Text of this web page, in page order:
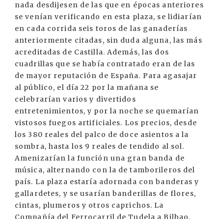
nada desdijesen de las que en épocas anteriores
se venían verificando en esta plaza, se lidiarían
en cada corrida seis toros de las ganaderías
anteriormente citadas, sin duda alguna, las más
acreditadas de Castilla. Además, las dos
cuadrillas que se había contratado eran de las
de mayor reputación de España. Para agasajar
al público, el día 22 por la mañana se
celebrarían varios y divertidos
entretenimientos, y por la noche se quemarían
vistosos fuegos artificiales. Los precios, desde
los 380 reales del palco de doce asientos a la
sombra, hasta los 9 reales de tendido al sol.
Amenizarían la función una gran banda de
música, alternando con la de tamborileros del
país. La plaza estaría adornada con banderas y
gallardetes, y se usarían banderillas de flores,
cintas, plumeros y otros caprichos. La
Compañía del Ferrocarril de Tudela a Bilbao,